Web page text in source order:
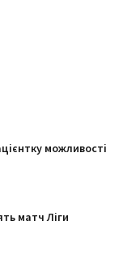
можливості
матч Ліги